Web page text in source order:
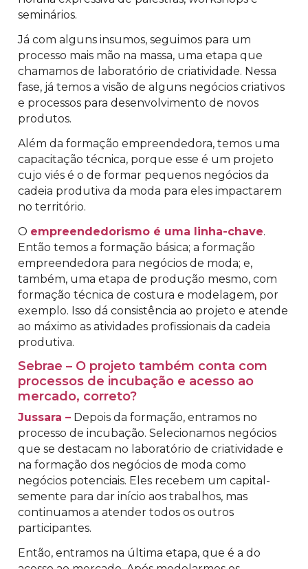
seminários.
Já com alguns insumos, seguimos para um
processo mais mão na massa, uma etapa que
chamamos de laboratório de criatividade. Nessa
fase, já temos a visão de alguns negócios criativos
e processos para desenvolvimento de novos
produtos.
Além da formação empreendedora, temos uma
capacitação técnica, porque esse é um projeto
cujo viés é o de formar pequenos negócios da
cadeia produtiva da moda para eles impactarem
no território.
O empreendedorismo é uma linha-chave.
Então temos a formação básica; a formação
empreendedora para negócios de moda; e,
também, uma etapa de produção mesmo, com
formação técnica de costura e modelagem, por
exemplo. Isso dá consistência ao projeto e atende
ao máximo as atividades profissionais da cadeia
produtiva.
Sebrae – O projeto também conta com
processos de incubação e acesso ao
mercado, correto?
Jussara – Depois da formação, entramos no
processo de incubação. Selecionamos negócios
que se destacam no laboratório de criatividade e
na formação dos negócios de moda como
negócios potenciais. Eles recebem um capital-
semente para dar início aos trabalhos, mas
continuamos a atender todos os outros
participantes.
Então, entramos na última etapa, que é a do